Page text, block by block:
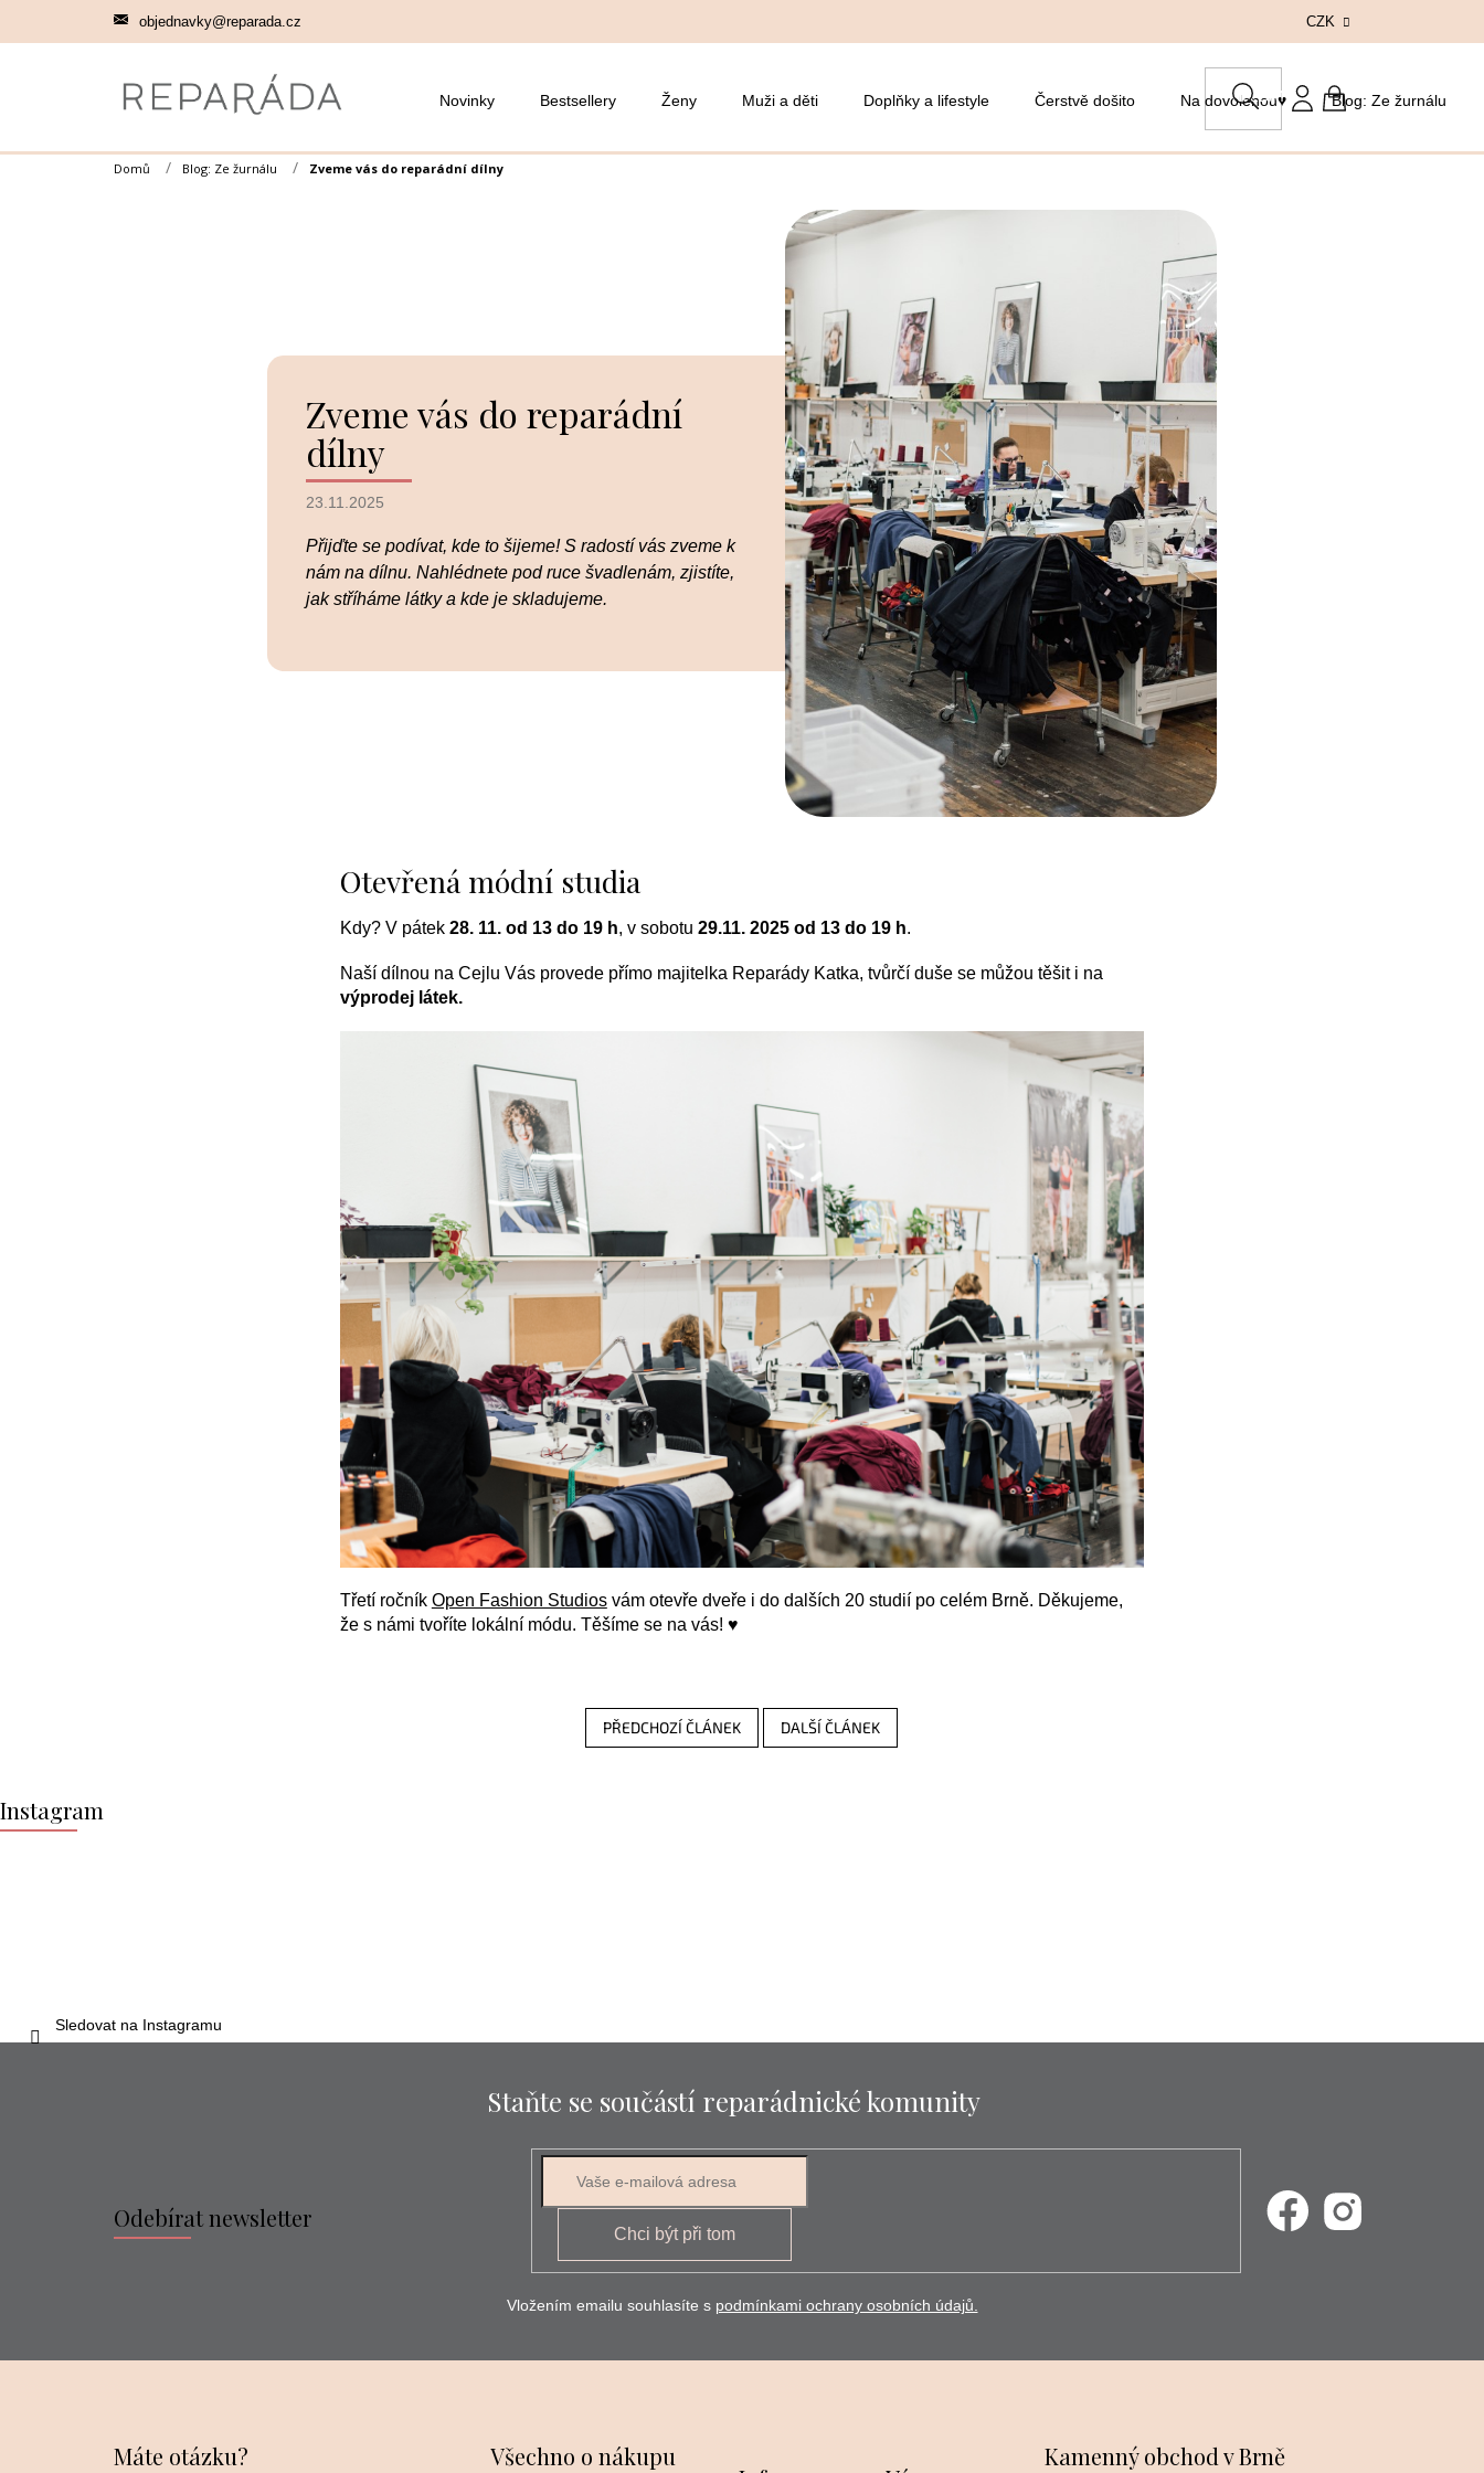
objednavky@reparada.cz CZK
HLEDAT
NÁKUPNÍ
Novinky Bestsellery Ženy Muži a děti Doplňky a lifestyle Čerstvě došito Na dovolenou♥ Blog: Ze žurnálu
Domů Blog: Ze žurnálu Zveme vás do reparádní dílny
Zveme vás do reparádní
dílny
23.11.2025
Přijďte se podívat, kde to šijeme! S radostí vás zveme k
nám na dílnu. Nahlédnete pod ruce švadlenám, zjistíte,
jak stříháme látky a kde je skladujeme.
Otevřená módní studia
Kdy? V pátek 28. 11. od 13 do 19 h, v sobotu 29.11. 2025 od 13 do 19 h.
Naší dílnou na Cejlu Vás provede přímo majitelka Reparády Katka, tvůrčí duše se můžou těšit i na
výprodej látek.
Třetí ročník Open Fashion Studiosvám otevře dveře i do dalších 20 studií po celém Brně. Děkujeme,
že s námi tvoříte lokální módu. Těšíme se na vás! ♥
PŘEDCHOZÍ ČLÁNEK DALŠÍ ČLÁNEK
á
p
Instagram
Sledovat na Instagramu
Staňte se součástí reparádnické komunity
Odebírat newsletter
Chci být při tom
Vložením emailu souhlasíte s podmínkami ochrany osobních údajů.
Máte otázku? Všechno o nákupu Kamenný obchod v Brně